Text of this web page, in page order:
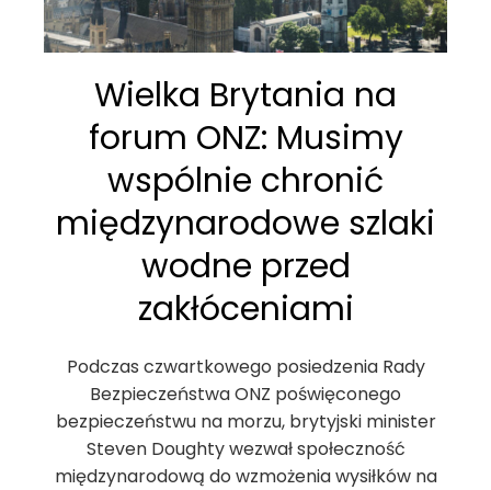
Wielka Brytania na
forum ONZ: Musimy
wspólnie chronić
międzynarodowe szlaki
wodne przed
zakłóceniami
Podczas czwartkowego posiedzenia Rady
Bezpieczeństwa ONZ poświęconego
bezpieczeństwu na morzu, brytyjski minister
Steven Doughty wezwał społeczność
międzynarodową do wzmożenia wysiłków na